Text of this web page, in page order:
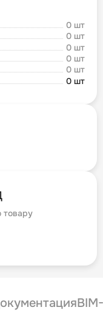
0 шт
0 шт
0 шт
0 шт
0 шт
0 шт
товару